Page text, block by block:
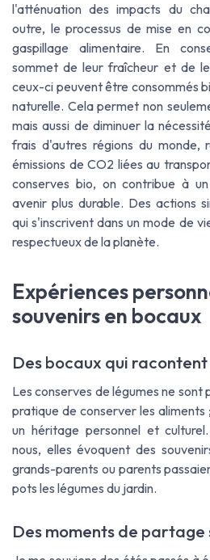
l'atténuation des impacts du
outre, le processus de mise en
gaspillage alimentaire. En
sommet de leur fraîcheur et de
ceux-ci peuvent être consommés
naturelle. Cela permet non
mais aussi de diminuer la
frais d'autres régions du monde,
émissions de CO2 liées au
conserves bio, on contribue à
avenir plus durable. Des actions
qui s'inscrivent dans un mode de
respectueux de la planète.
Expériences
souvenirs en bocaux
Des bocaux qui
Les conserves de légumes ne sont
pratique de conserver les
un héritage personnel et
nous, elles évoquent des
grands-parents ou parents
pots les légumes du jardin.
Des moments de partage